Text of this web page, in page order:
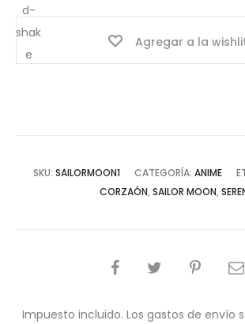
Agregar a la
SKU: SAILORMOON1 CATEGORÍA: ANIME
CORZAÓN, SAILOR MOON,
COMPARTIR
Impuesto incluido. Los gastos de envío